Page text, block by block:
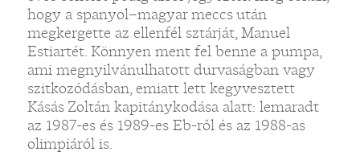
hogy a spanyol–magyar meccs után
megkergette az ellenfél sztárját, Manuel
Estiartét. Könnyen ment fel benne a pumpa,
ami megnyilvánulhatott durvaságban vagy
szitkozódásban, emiatt lett kegyvesztett
Kásás Zoltán kapitánykodása alatt: lemaradt
az 1987-es és 1989-es Eb-ről és az 1988-as
olimpiáról is.